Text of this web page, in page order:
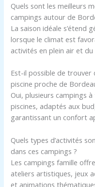
Quels sont les meilleurs
campings autour de
La saison idéale s’étend
lorsque le climat est
activités en plein air et
Est-il possible de trouver
piscine proche de
Oui, plusieurs campings
piscines, adaptés aux
garantissant un confort
Quels types d’activités
dans ces campings ?
Les campings famille
ateliers artistiques, jeux
et animations